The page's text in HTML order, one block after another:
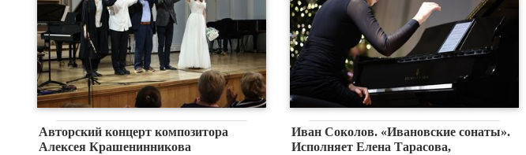
Авторский концерт композитора
Алексея Крашенинникова
Иван Соколов. «Ивановские сонаты».
Исполняет Елена Тарасова,